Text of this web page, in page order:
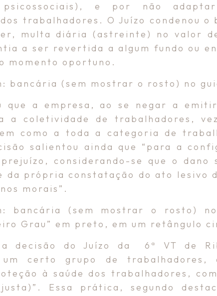
psicossociais), e por não
trabalhadores. O Juízo condenou
multa diária (astreinte) no valor
a ser revertida a algum fundo ou
momento oportuno.
bancária (sem mostrar o rosto) no
que a empresa, ao se negar a
a coletividade de trabalhadores,
como a toda a categoria de
salientou ainda que “para a
considerando-se que o
da própria constatação do ato lesivo
morais”.
bancária (sem mostrar o rosto)
Grau” em preto, em um retângulo
decisão do Juízo da 6ª VT de
certo grupo de trabalhadores,
à saúde dos trabalhadores,
Essa prática, segundo